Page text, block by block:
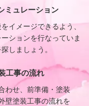
ミュレーション
イメージできるよう、
ションを行なっていま
しましょう。
工事の流れ
わせ、前準備・塗装
壁塗装工事の流れを